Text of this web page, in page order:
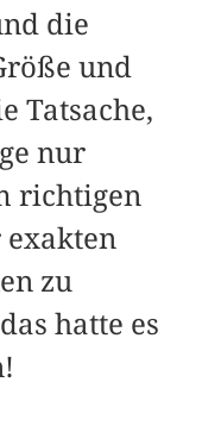
die
und
Tatsache,
nur
richtigen
exakten
zu
hatte es